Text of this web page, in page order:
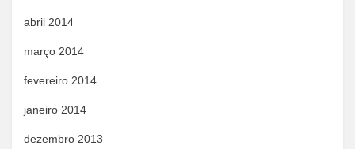
abril 2014
março 2014
fevereiro 2014
janeiro 2014
dezembro 2013